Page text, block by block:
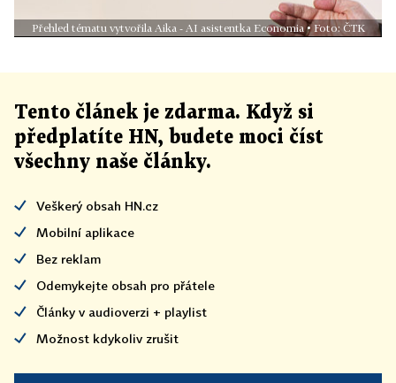
Přehled tématu vytvořila Aika - AI asistentka Economia • Foto: ČTK
Tento článek je zdarma. Když si
předplatíte HN, budete moci číst
všechny naše články.
Veškerý obsah HN.cz
Mobilní aplikace
Bez reklam
Odemykejte obsah pro přátele
Články v audioverzi + playlist
Možnost kdykoliv zrušit